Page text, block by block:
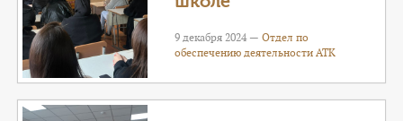
9 декабря 2024 —Отдел по
обеспечению деятельности АТК